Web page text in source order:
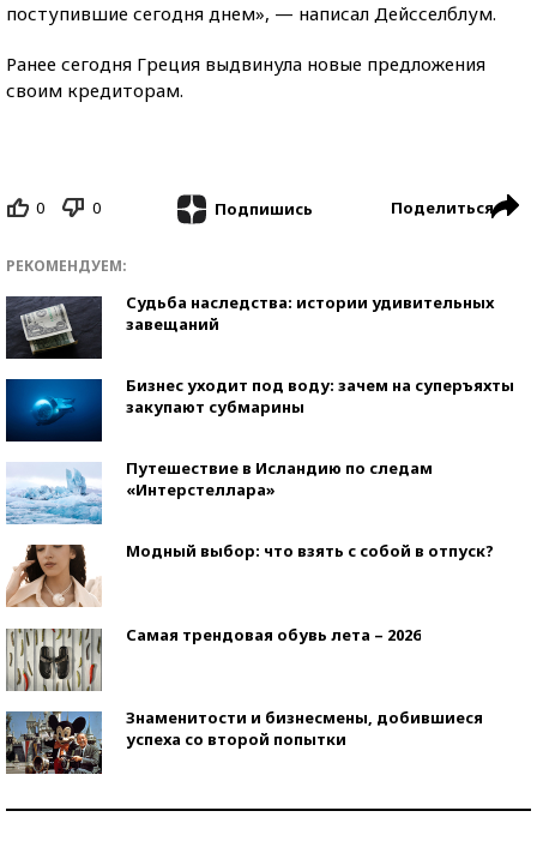
поступившие сегодня днем», — написал Дейсселблум.
Ранее сегодня Греция выдвинула новые предложения
своим кредиторам.
0 0 Подпишись Поделиться
РЕКОМЕНДУЕМ:
Судьба наследства: истории удивительных
завещаний
Бизнес уходит под воду: зачем на суперъяхты
закупают субмарины
Путешествие в Исландию по следам
«Интерстеллара»
Модный выбор: что взять с собой в отпуск?
Самая трендовая обувь лета – 2026
Знаменитости и бизнесмены, добившиеся
успеха со второй попытки